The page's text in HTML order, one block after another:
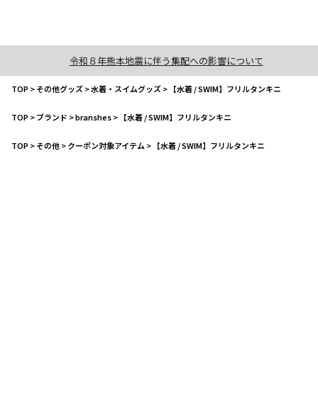
令和８年熊本地震に伴う集配への影響について
TOP>その他グッズ>水着・スイムグッズ> 【水着 / SWIM】フリルタンキニ
TOP>ブランド >branshes> 【水着 / SWIM】フリルタンキニ
TOP>その他>クーポン対象アイテム > 【水着 / SWIM】フリルタンキニ